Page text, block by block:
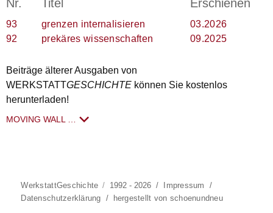
Nr. Titel Erschienen
93 grenzen internalisieren
03.2026
92
prekäres wissenschaften 09.2025
Beiträge älterer Ausgaben von
WERKSTATTGESCHICHTE können Sie kostenlos
herunterladen!
MOVING WALL …
WerkstattGeschichte 1992 - 2026 / Impressum
/
Datenschutzerklärung / hergestellt von schoenundneu